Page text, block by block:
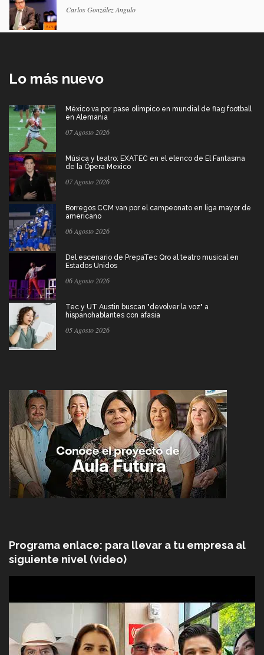
Carlos González Angulo
Lo más nuevo
México va por pase olímpico en mundial de flag football
en Alemania
07 Agosto 2026
Música y teatro: EXATEC en el elenco de El Fantasma
de la Ópera Mexico
07 Agosto 2026
Borregos CCM van por el campeonato en liga mayor de
americano
06 Agosto 2026
Del escenario de PrepaTec Qro al teatro musical en
Estados Unidos
06 Agosto 2026
Tec y UT Austin buscan "devolver la voz" a
hispanohablantes con afasia
05 Agosto 2026
Programa enlace: para llevar a tu empresa al
siguiente nivel (video)